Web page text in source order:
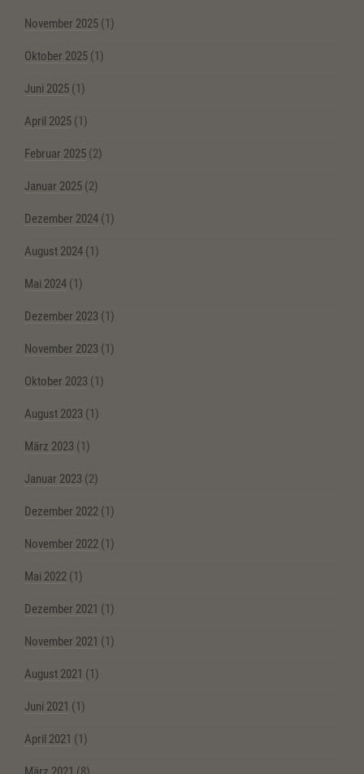
November 2025 (1)
Oktober 2025 (1)
Juni 2025 (1)
April 2025 (1)
Februar 2025 (2)
Januar 2025 (2)
Dezember 2024 (1)
August 2024 (1)
Mai 2024 (1)
Dezember 2023 (1)
November 2023 (1)
Oktober 2023 (1)
August 2023 (1)
März 2023 (1)
Januar 2023 (2)
Dezember 2022 (1)
November 2022 (1)
Mai 2022 (1)
Dezember 2021 (1)
November 2021 (1)
August 2021 (1)
Juni 2021 (1)
April 2021 (1)